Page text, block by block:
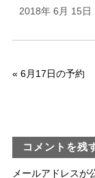
2018年 6月 15日
« 6月17日の予約
コメントを残
メールアドレスが